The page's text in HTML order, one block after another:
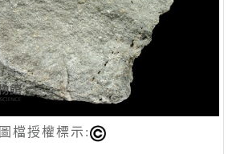
圖檔授權標示: